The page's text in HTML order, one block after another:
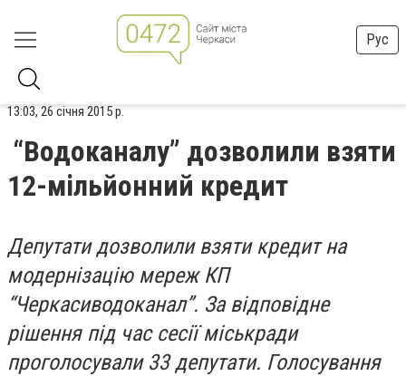
Рус
13:03, 26 січня 2015 р.
“Водоканалу” дозволили взяти
12-мільйонний кредит
Депутати дозволили взяти кредит на
модернізацію мереж КП
“Черкасиводоканал”. За відповідне
рішення під час сесії міськради
проголосували 33 депутати. Голосування